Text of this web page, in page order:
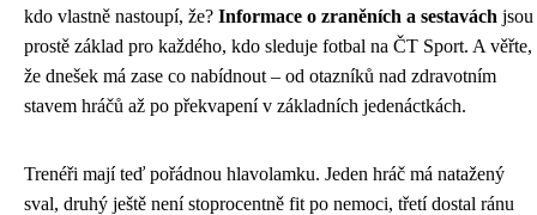
kdo vlastně nastoupí, že? Informace o zraněních a sestavách jsou
prostě základ pro každého, kdo sleduje fotbal na ČT Sport. A věřte,
že dnešek má zase co nabídnout – od otazníků nad zdravotním
stavem hráčů až po překvapení v základních jedenáctkách.
Trenéři mají teď pořádnou hlavolamku. Jeden hráč má natažený
sval, druhý ještě není stoprocentně fit po nemoci, třetí dostal ránu